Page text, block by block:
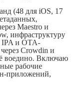
(48 для iOS, 17
Maestro и
инфраструктуру
IPA и OTA-
Crowdin и
воедино. Включаю
рабочие
приложений,